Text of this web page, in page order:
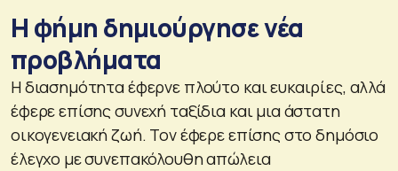
Η φήμη δημιούργησε νέα
προβλήματα
Η διασημότητα έφερνε πλούτο και ευκαιρίες, αλλά
έφερε επίσης συνεχή ταξίδια και μια άστατη
οικογενειακή ζωή. Τον έφερε επίσης στο δημόσιο
έλεγχο με συνεπακόλουθη απώλεια